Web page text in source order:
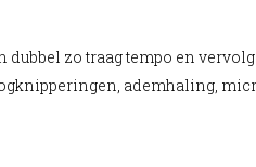
zo traag tempo en
ademhaling,